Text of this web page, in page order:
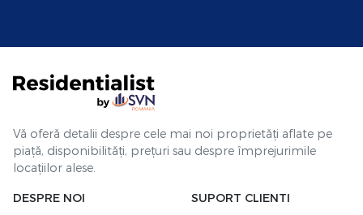
Vă oferă detalii despre cele mai noi proprietăți aflate pe
piață, disponibilități, prețuri sau despre împrejurimile
locațiilor alese.
DESPRE NOI SUPORT CLIENTI